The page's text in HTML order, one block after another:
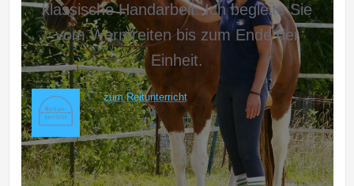
klassische Handarbeit. Ich begleite Sie
vom Warmreiten bis zum Ende der
Einheit.
zumReitunterricht